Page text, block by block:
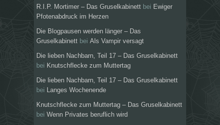
R.I.P. Mortimer – Das Gruselkabinett bei Ewiger
Pfotenabdruck im Herzen
Die Blogpausen werden länger – Das
Gruselkabinett bei Als Vampir versagt
Die lieben Nachbarn, Teil 17 – Das Gruselkabinett
bei Knutschflecke zum Muttertag
Die lieben Nachbarn, Teil 17 – Das Gruselkabinett
bei Langes Wochenende
Knutschflecke zum Muttertag – Das Gruselkabinett
bei Wenn Privates beruflich wird